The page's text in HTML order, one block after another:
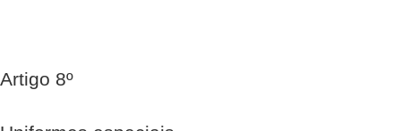
Artigo 8º